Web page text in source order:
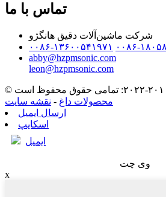
تماس با ما
شرکت ماشین‌آلات دقیق هانگژو
۰۰۸۶-۱۳۶۰۰۵۴۱۹۷۱
abby@hzpmsonic.com
leon@hzpmsonic.com
محصولات داغ - نقشه سایت
ارسال ایمیل
اسکایپ
ایمیل
وی چت
x